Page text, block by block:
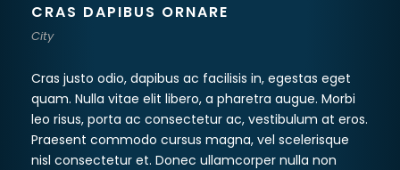
CRAS DAPIBUS ORNARE
City
Cras justo odio, dapibus ac facilisis in, egestas eget
quam. Nulla vitae elit libero, a pharetra augue. Morbi
leo risus, porta ac consectetur ac, vestibulum at eros.
Praesent commodo cursus magna, vel scelerisque
nisl consectetur et. Donec ullamcorper nulla non